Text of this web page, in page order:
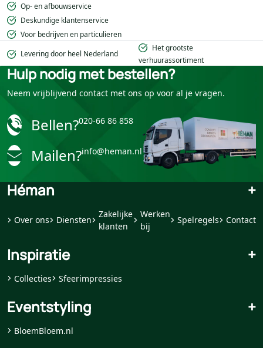
Op- en afbouwservice
Deskundige klantenservice
Voor bedrijven en particulieren
Levering door heel Nederland
Het grootste
verhuurassortiment
Hulp nodig met bestellen?
Neem vrijblijvend contact met ons op voor al je vragen.
Bellen?020-66 86 858
Mailen?info@heman.nl
Héman +
Over ons Diensten
Zakelijke
klanten
Werken
bij
Spelregels Contact
Inspiratie +
Collecties Sfeerimpressies
Eventstyling +
BloemBloem.nl